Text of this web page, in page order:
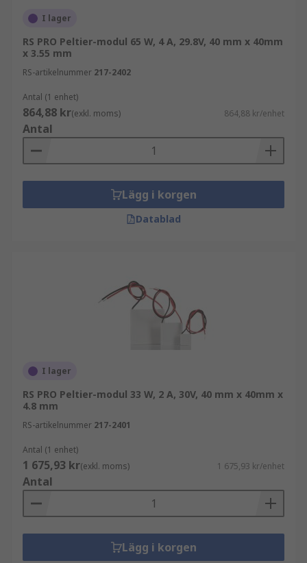
I lager
RS PRO Peltier-modul 65 W, 4 A, 29.8V, 40 mm x 40mm
x 3.55 mm
RS-artikelnummer 217-2402
Antal (1 enhet)
864,88 kr(exkl. moms) 864,88 kr/enhet
Antal
Lägg i korgen
Datablad
I lager
RS PRO Peltier-modul 33 W, 2 A, 30V, 40 mm x 40mm x
4.8 mm
RS-artikelnummer 217-2401
Antal (1 enhet)
1 675,93 kr(exkl. moms) 1 675,93 kr/enhet
Antal
Lägg i korgen